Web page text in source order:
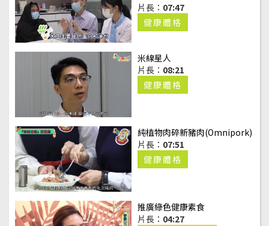
片長： 07:47
健康體格
米線星人
片長： 08:21
健康體格
純植物肉碎新豬肉(Omnipork)
片長： 07:51
健康體格
推廣綠色健康素食
片長： 04:27